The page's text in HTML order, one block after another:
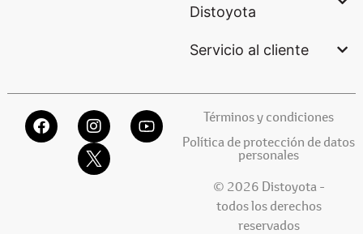
Distoyota
Servicio al cliente
Términos y condiciones
Política de protección de datos
personales
© 2026 Distoyota -
todos los derechos
reservados